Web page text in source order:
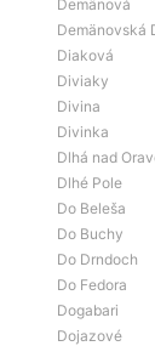
Demänová
Demänovská
Diaková
Diviaky
Divina
Divinka
Dlhá nad
Dlhé Pole
Do Beleša
Do Buchy
Do Drndoch
Do Fedora
Dogabari
Dojazové